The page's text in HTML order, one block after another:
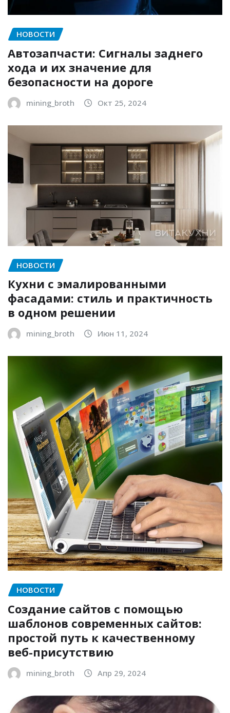
НОВОСТИ
Автозапчасти: Сигналы заднего
хода и их значение для
безопасности на дороге
mining_broth Окт 25, 2024
НОВОСТИ
Кухни с эмалированными
фасадами: стиль и практичность
в одном решении
mining_broth Июн 11, 2024
НОВОСТИ
Создание сайтов с помощью
шаблонов современных сайтов:
простой путь к качественному
веб-присутствию
mining_broth Апр 29, 2024